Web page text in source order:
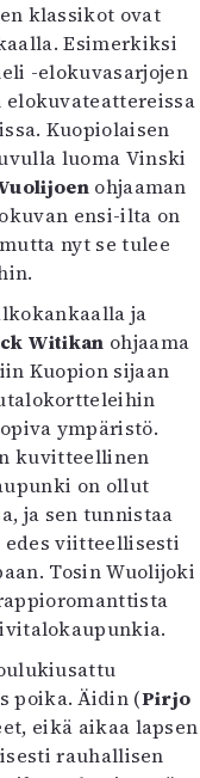
klassikot ovat
Esimerkiksi
-elokuvasarjojen
Kuopiolaisen
luoma Vinski
ohjaaman
ensi-ilta on
nyt se tulee
ja
Witikan ohjaama
Kuopion sijaan
ympäristö.
kuvitteellinen
on ollut
ja sen tunnistaa
edes viitteellisesti
Tosin Wuolijoki
poika. Äidin (Pirjo
eikä aikaa lapsen
rauhallisen